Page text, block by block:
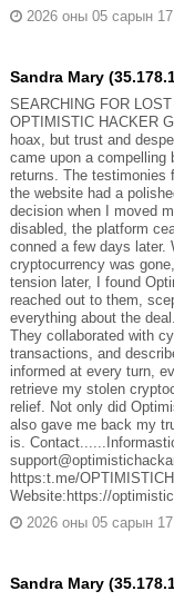
2026 оны 05 сарын 17
Sandra Mary
SEARCHING FOR
OPTIMISTIC HACKER
hoax, but trust and
came upon a compelling
returns. The testimonies
the website had a
decision when I moved
disabled, the platform
conned a few days later.
cryptocurrency was
tension later, I found
reached out to them,
everything about the
They collaborated with
transactions, and
informed at every turn,
retrieve my stolen
relief. Not only did
also gave me back my
is.
https:t.me/
Website:https://
2026 оны 05 сарын 17
Sandra Mary